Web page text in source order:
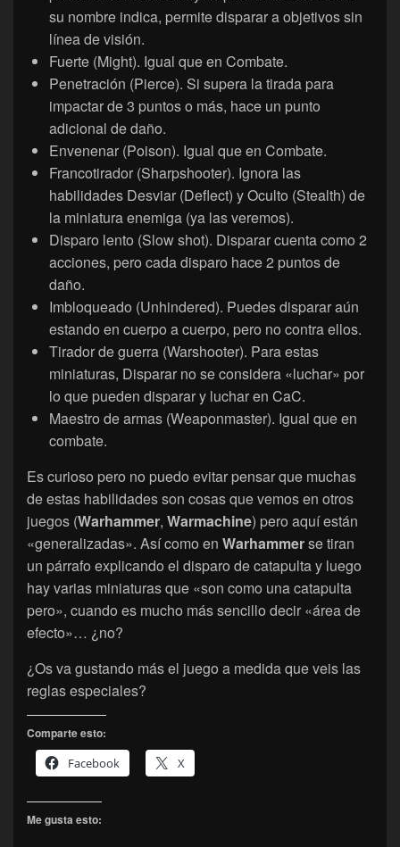
su nombre indica, permite disparar a objetivos sin
línea de visión.
Fuerte (Might). Igual que en Combate.
Penetración (Pierce). Si supera la tirada para
impactar de 3 puntos o más, hace un punto
adicional de daño.
Envenenar (Poison). Igual que en Combate.
Francotirador (Sharpshooter). Ignora las
habilidades Desviar (Deflect) y Oculto (Stealth) de
la miniatura enemiga (ya las veremos).
Disparo lento (Slow shot). Disparar cuenta como 2
acciones, pero cada disparo hace 2 puntos de
daño.
Imbloqueado (Unhindered). Puedes disparar aún
estando en cuerpo a cuerpo, pero no contra ellos.
Tirador de guerra (Warshooter). Para estas
miniaturas, Disparar no se considera «luchar» por
lo que pueden disparar y luchar en CaC.
Maestro de armas (Weaponmaster). Igual que en
combate.
Es curioso pero no puedo evitar pensar que muchas
de estas habilidades son cosas que vemos en otros
juegos (Warhammer, Warmachine) pero aquí están
«generalizadas». Así como en Warhammerse tiran
un párrafo explicando el disparo de catapulta y luego
hay varias miniaturas que «son como una catapulta
pero», cuando es mucho más sencillo decir «área de
efecto»… ¿no?
¿Os va gustando más el juego a medida que veis las
reglas especiales?
Comparte esto:
Facebook
X
Me gusta esto: